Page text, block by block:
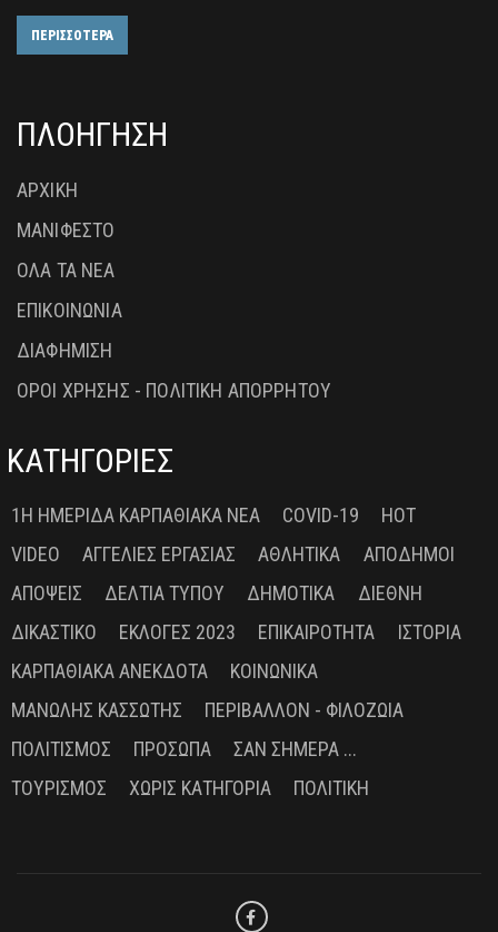
ΠΕΡΙΣΣΟΤΕΡΑ
ΠΛΟΗΓΗΣΗ
ΑΡΧΙΚΗ
ΜΑΝΙΦΕΣΤΟ
ΟΛΑ ΤΑ ΝΕΑ
ΕΠΙΚΟΙΝΩΝΙΑ
ΔΙΑΦΗΜΙΣΗ
ΟΡΟΙ ΧΡΗΣΗΣ - ΠΟΛΙΤΙΚΗ ΑΠΟΡΡΗΤΟΥ
ΚΑΤΗΓΟΡΙΕΣ
1Η ΗΜΕΡΊΔΑ ΚΑΡΠΑΘΙΑΚΆ ΝΈΑ COVID-19
HOT
VIDEO
ΑΓΓΕΛΊΕΣ ΕΡΓΑΣΊΑΣ ΑΘΛΗΤΙΚΆ
ΑΠΌΔΗΜΟΙ
ΑΠΌΨΕΙΣ
ΔΕΛΤΊΑ ΤΎΠΟΥ ΔΗΜΟΤΙΚΆ
ΔΙΕΘΝΉ
ΔΙΚΑΣΤΙΚΌ
ΕΚΛΟΓΈΣ 2023 ΕΠΙΚΑΙΡΌΤΗΤΑ
ΙΣΤΟΡΊΑ
ΚΑΡΠΑΘΙΑΚΆ ΑΝΈΚΔΟΤΑ
ΚΟΙΝΩΝΙΚΆ
ΜΑΝΏΛΗΣ ΚΑΣΣΏΤΗΣ
ΠΕΡΙΒΆΛΛΟΝ - ΦΙΛΟΖΩΊΑ
ΠΟΛΙΤΙΣΜΌΣ
ΠΡΌΣΩΠΑ
ΣΑΝ ΣΉΜΕΡΑ ...
ΤΟΥΡΙΣΜΌΣ
ΧΩΡΊΣ ΚΑΤΗΓΟΡΊΑ ΠΟΛΙΤΙΚΉ